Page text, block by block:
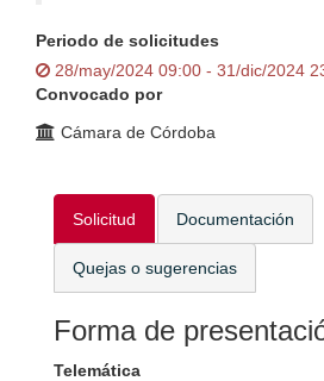
Periodo de solicitudes
28/may/2024 09:00 - 31/dic/2024
Convocado por
Cámara de Córdoba
Solicitud Documentación
Quejas o sugerencias
Forma de
Telemática